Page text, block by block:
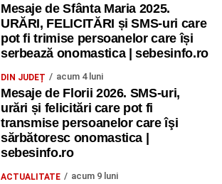
Mesaje de Sfânta Maria 2025.
URĂRI, FELICITĂRI și SMS-uri care
pot fi trimise persoanelor care își
serbează onomastica | sebesinfo.ro
DIN JUDEȚ acum 4 luni
Mesaje de Florii 2026. SMS-uri,
urări și felicitări care pot fi
transmise persoanelor care îşi
sărbătoresc onomastica |
sebesinfo.ro
ACTUALITATE acum 9 luni